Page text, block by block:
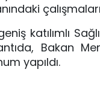
katılımlı
Bakan
yapıldı.